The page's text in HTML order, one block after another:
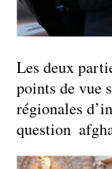
Les deux
points de vue
régionales
question